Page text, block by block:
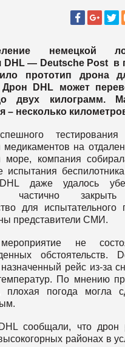
немецкой
DHL — Deutsche Post в
прототип дрона
Дрон DHL может
двух килограмм.
– несколько
медикаментов на
компания
испытания
даже удалось
частично закрыть
для
представители СМИ.
не
обстоятельств.
рейс из-за
По мнению
плохая погода могла
сообщали, что дрон
районах в